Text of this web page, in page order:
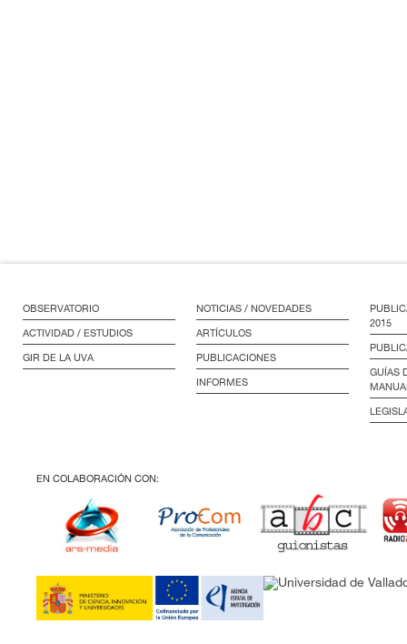
OBSERVATORIO
ACTIVIDAD / ESTUDIOS
GIR DE LA UVA
NOTICIAS / NOVEDADES
ARTÍCULOS
PUBLICACIONES
INFORMES
2015
GUÍAS
EN COLABORACIÓN CON: